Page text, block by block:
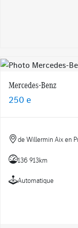
Mercedes-Benz
250 e
de Willermin Aix en
136 913km
Automatique